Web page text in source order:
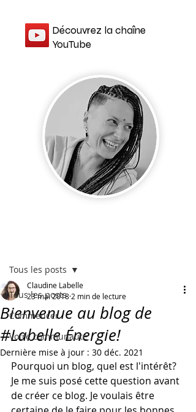
Découvrez la chaîne
YouTube
Tous les posts
Commencer
Votre communauté
Tous les posts
Bienvenue au blog de
#Labelle Énergie!
Claudine Labelle
23 mai 2018 2 min de lecture
Dernière mise à jour : 30 déc. 2021
Pourquoi un blog, quel est l'intérêt?
Je me suis posé cette question avant
de créer ce blog. Je voulais être